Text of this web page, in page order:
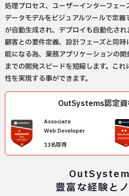
処理プロセス、ユーザーインターフェー
データモデルをビジュアルツールで定義
が自動生成され、デプロイも自動化され
顧客との要件定義、設計フェーズと同
能になる為、業務アプリケーションの開
までの開発スピードを短縮します。こ
性を実現する事ができます。
OutSystems認定資
Associate
Web Developer
13名取得
豊富な経験と